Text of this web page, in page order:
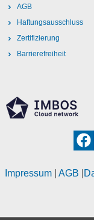
AGB
Haftungsausschluss
Zertifizierung
Barrierefreiheit
Impressum AGB